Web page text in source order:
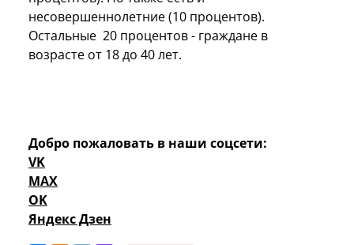
несовершеннолетние (10 процентов).
Остальные 20 процентов - граждане в
возрасте от 18 до 40 лет.
Добро пожаловать в наши соцсети:
VK
MAX
OK
Яндекс Дзен